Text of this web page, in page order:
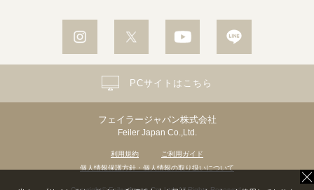
フェイラージャパン株式会社
Feiler Japan Co.,Ltd.
利用規約
ご利用ガイド
個人情報保護方針・個人情報の取り扱いについて
PCサイトはこちら